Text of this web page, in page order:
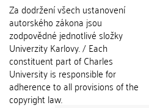
Za dodržení všech ustanovení
autorského zákona jsou
zodpovědné jednotlivé složky
Univerzity Karlovy. / Each
constituent part of Charles
University is responsible for
adherence to all provisions of the
copyright law.